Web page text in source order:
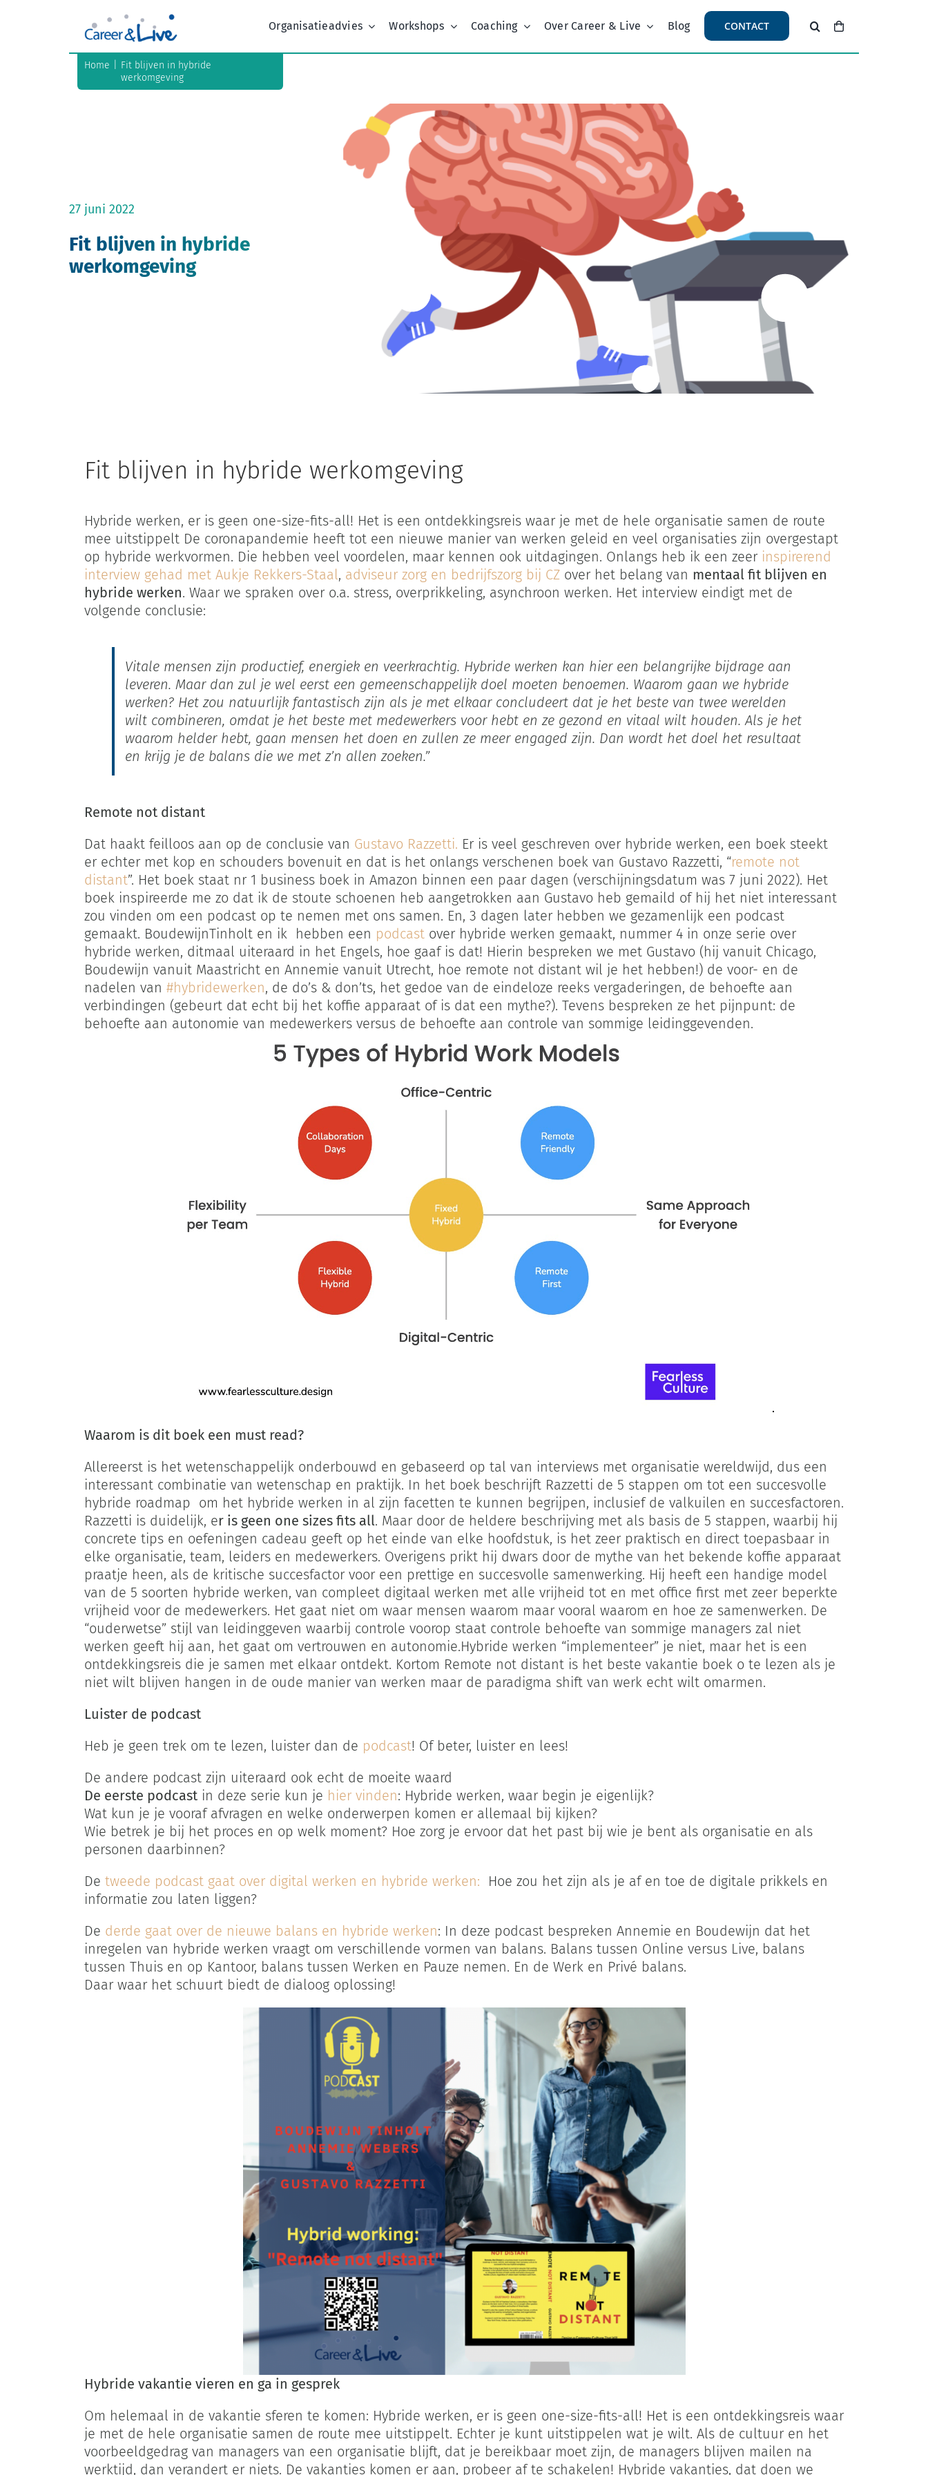
Organisatieadvies Workshops Coaching Over Career & Live Blog CONTACT
Home
Fit blijven in hybride
werkomgeving
27 juni 2022
Fit blijven in hybride
werkomgeving
Fit blijven in hybride werkomgeving
Hybride werken, er is geen one-size-fits-all! Het is een ontdekkingsreis waar je met de hele organisatie samen de route
mee uitstippelt De coronapandemie heeft tot een nieuwe manier van werken geleid en veel organisaties zijn overgestapt
op hybride werkvormen. Die hebben veel voordelen, maar kennen ook uitdagingen. Onlangs heb ik een zeer inspirerend
interview gehad met Aukje Rekkers-Staal, adviseur zorg en bedrijfszorg bij CZover het belang van mentaal fit blijven en
hybride werken. Waar we spraken over o.a. stress, overprikkeling, asynchroon werken. Het interview eindigt met de
volgende conclusie:
Vitale mensen zijn productief, energiek en veerkrachtig. Hybride werken kan hier een belangrijke bijdrage aan
leveren. Maar dan zul je wel eerst een gemeenschappelijk doel moeten benoemen. Waarom gaan we hybride
werken? Het zou natuurlijk fantastisch zijn als je met elkaar concludeert dat je het beste van twee werelden
wilt combineren, omdat je het beste met medewerkers voor hebt en ze gezond en vitaal wilt houden. Als je het
waarom helder hebt, gaan mensen het doen en zullen ze meer engaged zijn. Dan wordt het doel het resultaat
en krijg je de balans die we met z’n allen zoeken.”
Remote not distant
Dat haakt feilloos aan op de conclusie van Gustavo Razzetti. Er is veel geschreven over hybride werken, een boek steekt
er echter met kop en schouders bovenuit en dat is het onlangs verschenen boek van Gustavo Razzetti, “remote not
distant”. Het boek staat nr 1 business boek in Amazon binnen een paar dagen (verschijningsdatum was 7 juni 2022). Het
boek inspireerde me zo dat ik de stoute schoenen heb aangetrokken aan Gustavo heb gemaild of hij het niet interessant
zou vinden om een podcast op te nemen met ons samen. En, 3 dagen later hebben we gezamenlijk een podcast
gemaakt. BoudewijnTinholt en ik hebben een podcastover hybride werken gemaakt, nummer 4 in onze serie over
hybride werken, ditmaal uiteraard in het Engels, hoe gaaf is dat! Hierin bespreken we met Gustavo (hij vanuit Chicago,
Boudewijn vanuit Maastricht en Annemie vanuit Utrecht, hoe remote not distant wil je het hebben!) de voor- en de
nadelen van #hybridewerken, de do’s & don’ts, het gedoe van de eindeloze reeks vergaderingen, de behoefte aan
verbindingen (gebeurt dat echt bij het koffie apparaat of is dat een mythe?). Tevens bespreken ze het pijnpunt: de
behoefte aan autonomie van medewerkers versus de behoefte aan controle van sommige leidinggevenden.
Waarom is dit boek een must read?
Allereerst is het wetenschappelijk onderbouwd en gebaseerd op tal van interviews met organisatie wereldwijd, dus een
interessant combinatie van wetenschap en praktijk. In het boek beschrijft Razzetti de 5 stappen om tot een succesvolle
hybride roadmap om het hybride werken in al zijn facetten te kunnen begrijpen, inclusief de valkuilen en succesfactoren.
Razzetti is duidelijk, er is geen one sizes fits all. Maar door de heldere beschrijving met als basis de 5 stappen, waarbij hij
concrete tips en oefeningen cadeau geeft op het einde van elke hoofdstuk, is het zeer praktisch en direct toepasbaar in
elke organisatie, team, leiders en medewerkers. Overigens prikt hij dwars door de mythe van het bekende koffie apparaat
praatje heen, als de kritische succesfactor voor een prettige en succesvolle samenwerking. Hij heeft een handige model
van de 5 soorten hybride werken, van compleet digitaal werken met alle vrijheid tot en met office first met zeer beperkte
vrijheid voor de medewerkers. Het gaat niet om waar mensen waarom maar vooral waarom en hoe ze samenwerken. De
“ouderwetse” stijl van leidinggeven waarbij controle voorop staat controle behoefte van sommige managers zal niet
werken geeft hij aan, het gaat om vertrouwen en autonomie.Hybride werken “implementeer” je niet, maar het is een
ontdekkingsreis die je samen met elkaar ontdekt. Kortom Remote not distant is het beste vakantie boek o te lezen als je
niet wilt blijven hangen in de oude manier van werken maar de paradigma shift van werk echt wilt omarmen.
Luister de podcast
Heb je geen trek om te lezen, luister dan de podcast! Of beter, luister en lees!
De andere podcast zijn uiteraard ook echt de moeite waard
De eerste podcastin deze serie kun je hier vinden: Hybride werken, waar begin je eigenlijk?
Wat kun je je vooraf afvragen en welke onderwerpen komen er allemaal bij kijken?
Wie betrek je bij het proces en op welk moment? Hoe zorg je ervoor dat het past bij wie je bent als organisatie en als
personen daarbinnen?
De tweede podcast gaat over digital werken en hybride werken: Hoe zou het zijn als je af en toe de digitale prikkels en
informatie zou laten liggen?
De derde gaat over de nieuwe balans en hybride werken: In deze podcast bespreken Annemie en Boudewijn dat het
inregelen van hybride werken vraagt om verschillende vormen van balans. Balans tussen Online versus Live, balans
tussen Thuis en op Kantoor, balans tussen Werken en Pauze nemen. En de Werk en Privé balans.
Daar waar het schuurt biedt de dialoog oplossing!
Hybride vakantie vieren en ga in gesprek
Om helemaal in de vakantie sferen te komen: Hybride werken, er is geen one-size-fits-all! Het is een ontdekkingsreis waar
je met de hele organisatie samen de route mee uitstippelt. Echter je kunt uitstippelen wat je wilt. Als de cultuur en het
voorbeeldgedrag van managers van een organisatie blijft, dat je bereikbaar moet zijn, de managers blijven mailen na
werktijd, dan verandert er niets. De vakanties komen er aan, probeer af te schakelen! Hybride vakanties, dat doen we